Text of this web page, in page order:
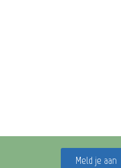
Meld je aan